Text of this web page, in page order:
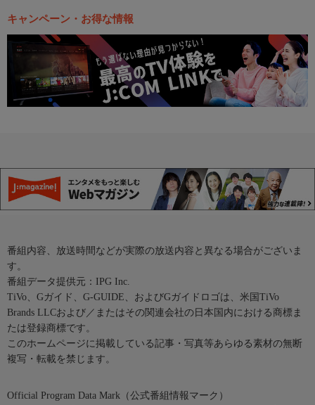
キャンペーン・お得な情報
番組内容、放送時間などが実際の放送内容と異なる場合がございま
す。
番組データ提供元：IPG Inc.
TiVo、Gガイド、G-GUIDE、およびGガイドロゴは、米国TiVo
Brands LLCおよび／またはその関連会社の日本国内における商標ま
たは登録商標です。
このホームページに掲載している記事・写真等あらゆる素材の無断
複写・転載を禁じます。
Official Program Data Mark（公式番組情報マーク）